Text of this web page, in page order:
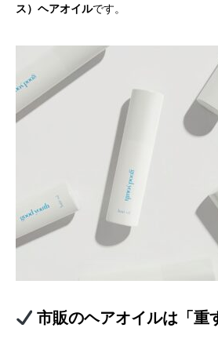
ス）ヘアオイルです。
市販のヘアオイルは「重